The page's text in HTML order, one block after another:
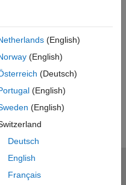
(English)
(English)
(Deutsch)
(English)
(English)
Deutsch
English
Français
science